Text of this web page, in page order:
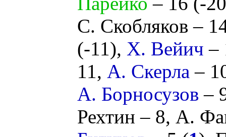
С. Скобляков –
(-11), Х. Вейич –
11, А. Скерла –
А. Борносузов –
Рехтин – 8, А.